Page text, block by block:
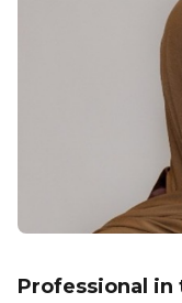
Professional in